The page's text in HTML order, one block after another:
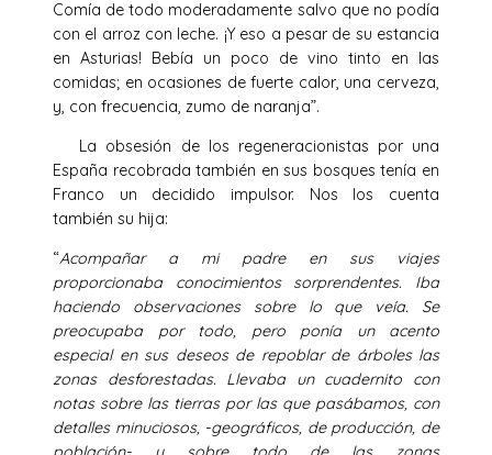
Comía de todo moderadamente salvo que no podía
con el arroz con leche. ¡Y eso a pesar de su estancia
en Asturias! Bebía un poco de vino tinto en las
comidas; en ocasiones de fuerte calor, una cerveza,
y, con frecuencia, zumo de naranja”.
La obsesión de los regeneracionistas por una
España recobrada también en sus bosques tenía en
Franco un decidido impulsor. Nos los cuenta
también su hija:
“Acompañar a mi padre en sus viajes
proporcionaba conocimientos sorprendentes. Iba
haciendo observaciones sobre lo que veía. Se
preocupaba por todo, pero ponía un acento
especial en sus deseos de repoblar de árboles las
zonas desforestadas. Llevaba un cuadernito con
notas sobre las tierras por las que pasábamos, con
detalles minuciosos, -geográficos, de producción, de